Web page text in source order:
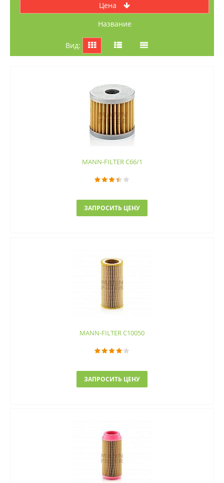
Цена
название
Вид:
MANN-FILTER C66/1
ЗАПРОСИТЬ ЦЕНУ
MANN-FILTER C10050
ЗАПРОСИТЬ ЦЕНУ